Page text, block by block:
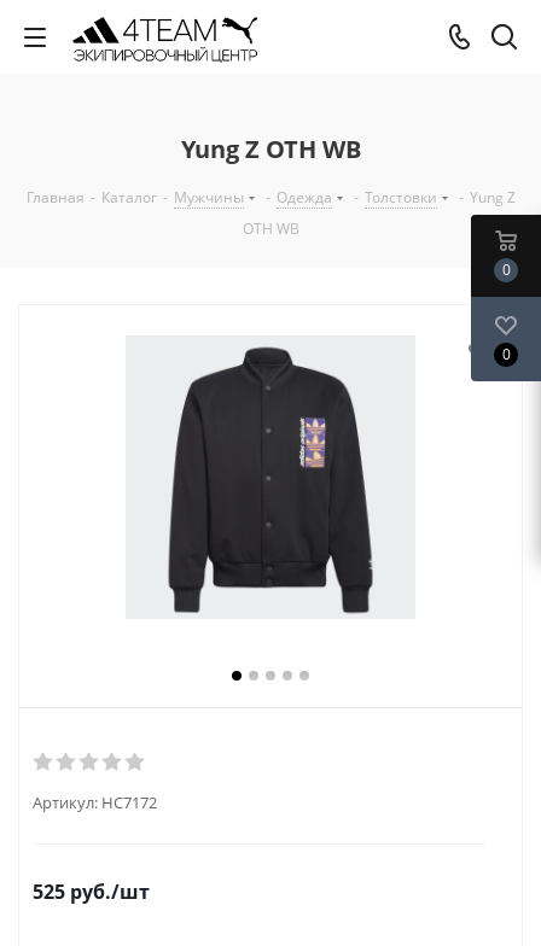
Yung Z OTH WB
Главная - Каталог - Мужчины - Одежда - Толстовки - Yung Z
OTH WB
Артикул: HC7172
525 руб./шт
0
0